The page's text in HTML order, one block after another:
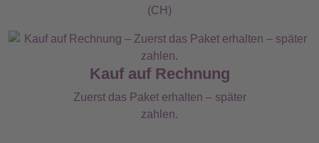
(CH)
Kauf auf Rechnung
Zuerst das Paket erhalten – später
zahlen.